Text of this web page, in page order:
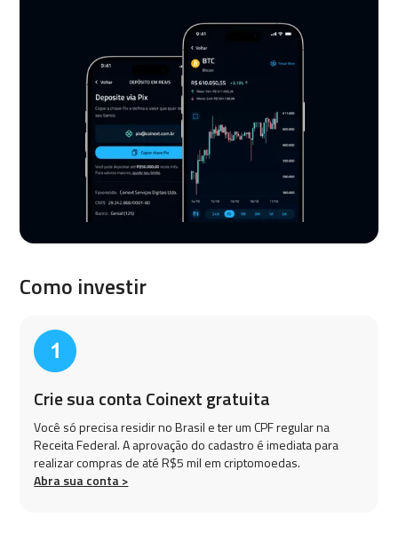
Como investir
Crie sua conta Coinext gratuita
Você só precisa residir no Brasil e ter um CPF regular na
Receita Federal. A aprovação do cadastro é imediata para
realizar compras de até R$5 mil em criptomoedas.
Abra sua conta >